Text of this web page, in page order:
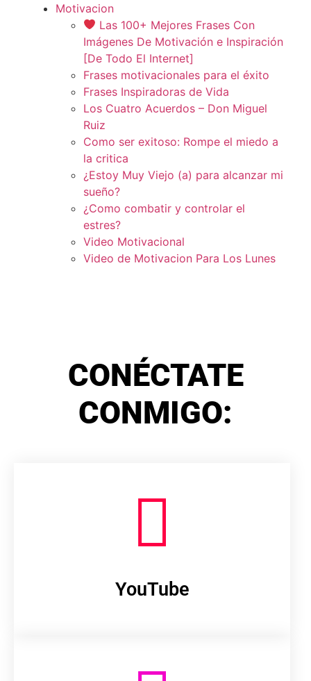
Motivacion
Las 100+ Mejores Frases Con
Imágenes De Motivación e Inspiración
[De Todo El Internet]
Frases motivacionales para el éxito
Frases Inspiradoras de Vida
Los Cuatro Acuerdos – Don Miguel
Ruiz
Como ser exitoso: Rompe el miedo a
la critica
¿Estoy Muy Viejo (a) para alcanzar mi
sueño?
¿Como combatir y controlar el
estres?
Video Motivacional
Video de Motivacion Para Los Lunes
CONÉCTATE
CONMIGO:
YouTube